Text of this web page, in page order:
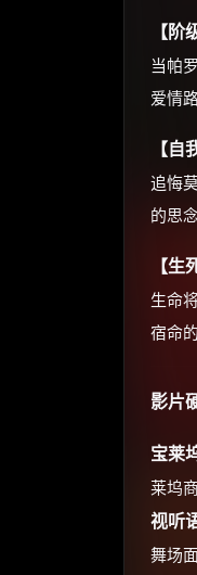
【阶
当帕
爱情
【自
追悔
的思
【生
生命
宿命
影片
宝莱
莱坞
视听
舞场